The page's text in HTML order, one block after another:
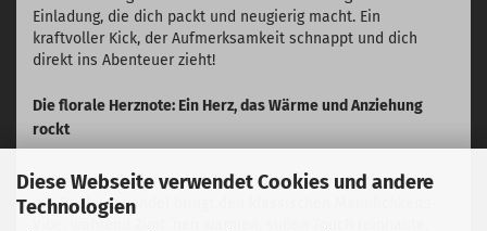
Diese Webseite verwendet Cookies und andere
Technologien
Einladung, die dich packt und neugierig macht. Ein
kraftvoller Kick, der Aufmerksamkeit schnappt und dich
direkt ins Abenteuer zieht!
Die florale Herznote: Ein Herz, das Wärme und Anziehung
rockt
Im Kern wird’s tief und vielschichtig – wie ’n chilliger Beat
mit Seele! Lavendel bringt den klassischen Männlichkeits-